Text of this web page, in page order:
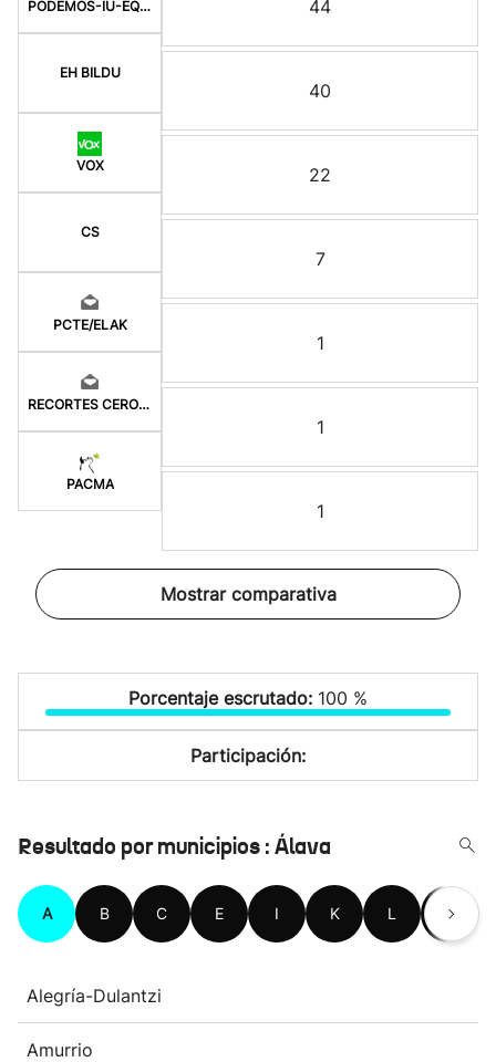
PODEMOS-IU-EQUO BERD
EH BILDU
VOX
CS
PCTE/ELAK
RECORTES CERO-GV
PACMA
44
40
22
7
1
1
1
Mostrar comparativa
Porcentaje escrutado: 100 %
Participación:
Resultado por municipios : Álava
A B C E I K L M
Alegría-Dulantzi
Amurrio